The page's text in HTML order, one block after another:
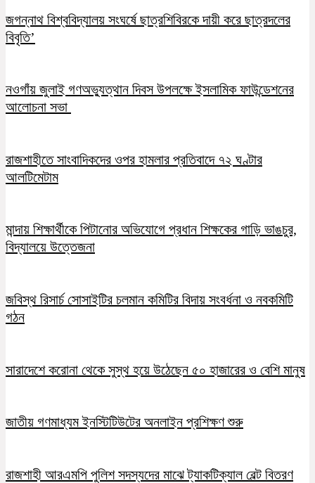
জগন্নাথ বিশ্ববিদ্যালয় সংঘর্ষে ছাত্রশিবিরকে দায়ী করে ছাত্রদলের
বিবৃতি’
নওগাঁয় জুলাই গণঅভ্যুত্থান দিবস উপলক্ষে ইসলামিক ফাউন্ডেশনের
আলোচনা সভা
রাজশাহীতে সাংবাদিকদের ওপর হামলার প্রতিবাদে ৭২ ঘণ্টার
আলটিমেটাম
মান্দায় শিক্ষার্থীকে পিটানোর অভিযোগে প্রধান শিক্ষকের গাড়ি ভাঙচুর,
বিদ্যালয়ে উত্তেজনা
জবিস্থ রিসার্চ সোসাইটির চলমান কমিটির বিদায় সংবর্ধনা ও নবকমিটি
গঠন
সারাদেশে করোনা থেকে সুস্থ হয়ে উঠেছেন ৫০ হাজারের ও বেশি মানুষ
জাতীয় গণমাধ্যম ইনস্টিটিউটের অনলাইন প্রশিক্ষণ শুরু
রাজশাহী আরএমপি পুলিশ সদস্যদের মাঝে ট্যাকটিক্যাল বেল্ট বিতরণ